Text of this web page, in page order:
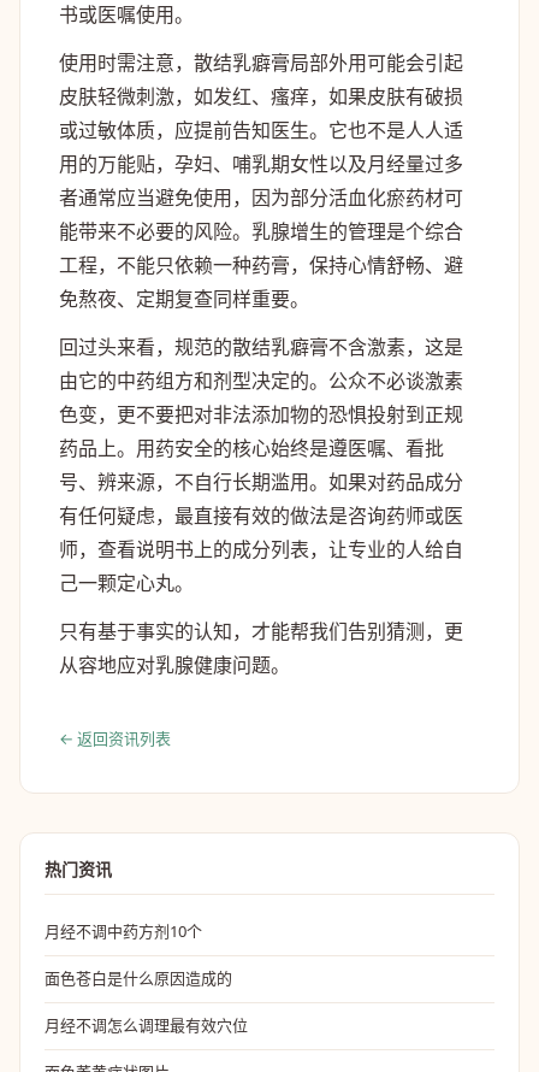
书或医嘱使用。
使用时需注意，散结乳癖膏局部外用可能会引起
皮肤轻微刺激，如发红、瘙痒，如果皮肤有破损
或过敏体质，应提前告知医生。它也不是人人适
用的万能贴，孕妇、哺乳期女性以及月经量过多
者通常应当避免使用，因为部分活血化瘀药材可
能带来不必要的风险。乳腺增生的管理是个综合
工程，不能只依赖一种药膏，保持心情舒畅、避
免熬夜、定期复查同样重要。
回过头来看，规范的散结乳癖膏不含激素，这是
由它的中药组方和剂型决定的。公众不必谈激素
色变，更不要把对非法添加物的恐惧投射到正规
药品上。用药安全的核心始终是遵医嘱、看批
号、辨来源，不自行长期滥用。如果对药品成分
有任何疑虑，最直接有效的做法是咨询药师或医
师，查看说明书上的成分列表，让专业的人给自
己一颗定心丸。
只有基于事实的认知，才能帮我们告别猜测，更
从容地应对乳腺健康问题。
← 返回资讯列表
热门资讯
月经不调中药方剂10个
面色苍白是什么原因造成的
月经不调怎么调理最有效穴位